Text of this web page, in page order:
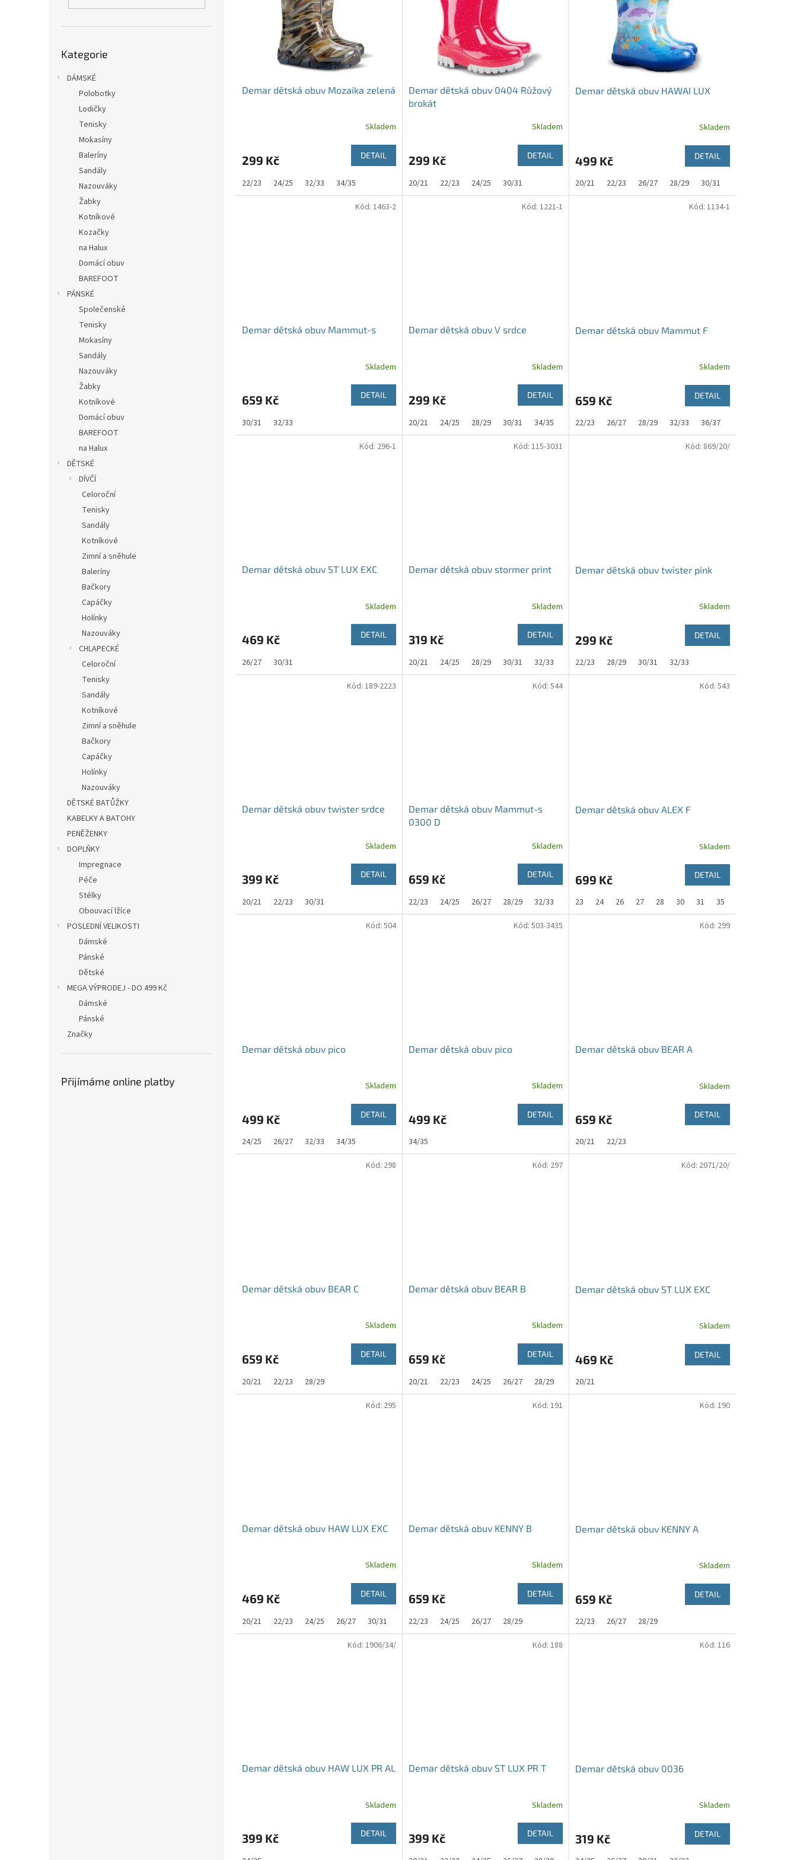
kategorie
Kategorie
DÁMSKÉ
Polobotky
Lodičky
Tenisky
Mokasíny
Baleríny
Sandály
Nazouváky
Žabky
Kotníkové
Kozačky
na Halux
Domácí obuv
BAREFOOT
PÁNSKÉ
Společenské
Tenisky
Mokasíny
Sandály
Nazouváky
Žabky
Kotníkové
Domácí obuv
BAREFOOT
na Halux
DĚTSKÉ
DÍVČÍ
Celoroční
Tenisky
Sandály
Kotníkové
Zimní a sněhule
Baleríny
Bačkory
Capáčky
Holínky
Nazouváky
CHLAPECKÉ
Celoroční
Tenisky
Sandály
Kotníkové
Zimní a sněhule
Bačkory
Capáčky
Holínky
Nazouváky
DĚTSKÉ BATŮŽKY
KABELKY A BATOHY
PENĚŽENKY
DOPLŇKY
Impregnace
Péče
Stélky
Obouvací lžíce
POSLEDNÍ VELIKOSTI
Dámské
Pánské
Dětské
MEGA VÝPRODEJ - DO 499 Kč
Dámské
Pánské
Značky
Přijímáme online platby
Demar dětská obuv Mozaika zelená
Skladem
299 Kč DETAIL
22/23 24/25 32/33 34/35
Demar dětská obuv 0404 Růžový
brokát
Skladem
299 Kč DETAIL
20/21 22/23 24/25 30/31
Demar dětská obuv HAWAI LUX
Skladem
499 Kč DETAIL
20/21 22/23 26/27 28/29 30/31
Demar dětská obuv Mammut-s
Skladem
659 Kč DETAIL
30/31 32/33
Kód: 1463-2
Demar dětská obuv V srdce
Skladem
299 Kč DETAIL
20/21 24/25 28/29 30/31 34/35
Kód: 1221-1
Demar dětská obuv Mammut F
Skladem
659 Kč DETAIL
22/23 26/27 28/29 32/33 36/37
Kód: 1134-1
Demar dětská obuv ST LUX EXC
Skladem
469 Kč DETAIL
26/27 30/31
Kód: 296-1
Demar dětská obuv stormer print
Skladem
319 Kč DETAIL
20/21 24/25 28/29 30/31 32/33
Kód: 115-3031
Demar dětská obuv twister pink
Skladem
299 Kč DETAIL
22/23 28/29 30/31 32/33
Kód: 869/20/
Demar dětská obuv twister srdce
Skladem
399 Kč DETAIL
20/21 22/23 30/31
Kód: 189-2223
Demar dětská obuv Mammut-s
0300 D
Skladem
659 Kč DETAIL
22/23 24/25 26/27 28/29 32/33 34/35 36/37 38/39
Kód: 544
Demar dětská obuv ALEX F
Skladem
699 Kč DETAIL
23 24 26 27 28 30 31 35
Kód: 543
Demar dětská obuv pico
Skladem
499 Kč DETAIL
24/25 26/27 32/33 34/35
Kód: 504
Demar dětská obuv pico
Skladem
499 Kč DETAIL
34/35
Kód: 503-3435
Demar dětská obuv BEAR A
Skladem
659 Kč DETAIL
20/21 22/23
Kód: 299
Demar dětská obuv BEAR C
Skladem
659 Kč DETAIL
20/21 22/23 28/29
Kód: 298
Demar dětská obuv BEAR B
Skladem
659 Kč DETAIL
20/21 22/23 24/25 26/27 28/29
Kód: 297
Demar dětská obuv ST LUX EXC
Skladem
469 Kč DETAIL
20/21
Kód: 2071/20/
Demar dětská obuv HAW LUX EXC
Skladem
469 Kč DETAIL
20/21 22/23 24/25 26/27 30/31 32/33
Kód: 295
Demar dětská obuv KENNY B
Skladem
659 Kč DETAIL
22/23 24/25 26/27 28/29
Kód: 191
Demar dětská obuv KENNY A
Skladem
659 Kč DETAIL
22/23 26/27 28/29
Kód: 190
Demar dětská obuv HAW LUX PR AL
Skladem
399 Kč DETAIL
Kód: 1906/34/
Demar dětská obuv ST LUX PR T
Skladem
399 Kč DETAIL
Kód: 188
Demar dětská obuv 0036
Skladem
319 Kč DETAIL
Kód: 116